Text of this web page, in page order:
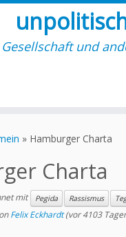
und
» Hamburger Charta
Charta
mit Pegida Rassismus
Felix Eckhardt(vor 4103